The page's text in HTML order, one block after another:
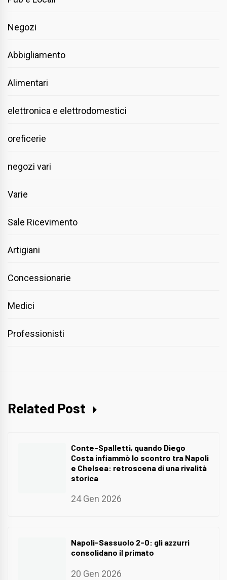
Negozi
Abbigliamento
Alimentari
elettronica e elettrodomestici
oreficerie
negozi vari
Varie
Sale Ricevimento
Artigiani
Concessionarie
Medici
Professionisti
Related Post
Conte-Spalletti, quando Diego
Costa infiammò lo scontro tra Napoli
e Chelsea: retroscena di una rivalità
storica
24 Gen 2026
Napoli-Sassuolo 2-0: gli azzurri
consolidano il primato
20 Gen 2026